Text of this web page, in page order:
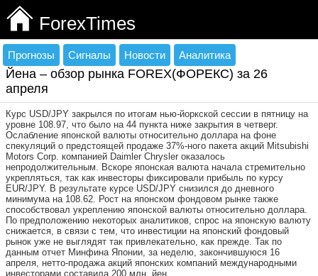
ForexTimes
Прогнозы Сигналы Новости Аналитика
Йена – обзор рынка FOREX(ФОРЕКС) за 26
апреля
Курс USD/JPY закрылся по итогам нью-йоркской сессии в пятницу на
уровне 108.97, что было на 44 пункта ниже закрытия в четверг.
Ослабление японской валюты относительно доллара на фоне
спекуляций о предстоящей продаже 37%-ного пакета акций Mitsubishi
Motors Corp. компанией Daimler Chrysler оказалось
непродолжительным. Вскоре японская валюта начала стремительно
укрепляться, так как инвесторы фиксировали прибыль по курсу
EUR/JPY. В результате курсе USD/JPY снизился до дневного
минимума на 108.62. Рост на японском фондовом рынке также
способствовал укреплению японской валюты относительно доллара.
По предположению некоторых аналитиков, спрос на японскую валюту
снижается, в связи с тем, что инвестиции на японский фондовый
рынок уже не выглядят так привлекательно, как прежде. Так по
данным отчет Минфина Японии, за неделю, закончившуюся 16
апреля, нетто-продажа акций японских компаний международными
инвесторами составила 200 млн. йен.